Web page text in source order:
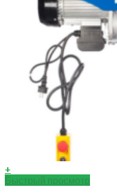
+
Быстрый просмотр